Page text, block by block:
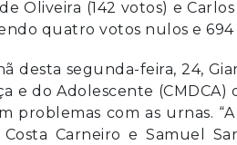
Oliveira (142 votos) e
quatro votos nulos e 694
desta segunda-feira, 24,
e do Adolescente
com as urnas.
Carneiro e Samuel